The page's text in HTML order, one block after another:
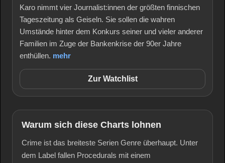
Karo nimmt vier Journalist:innen der größten finnischen
Tageszeitung als Geiseln. Sie sollen die wahren
Umstände hinter dem Konkurs seiner und vieler anderer
Familien im Zuge der Bankenkrise der 90er Jahre
enthüllen. mehr
Zur Watchlist
Warum sich diese Charts lohnen
Crime ist das breiteste Serien Genre überhaupt. Unter
dem Label fallen Procedurals mit einem